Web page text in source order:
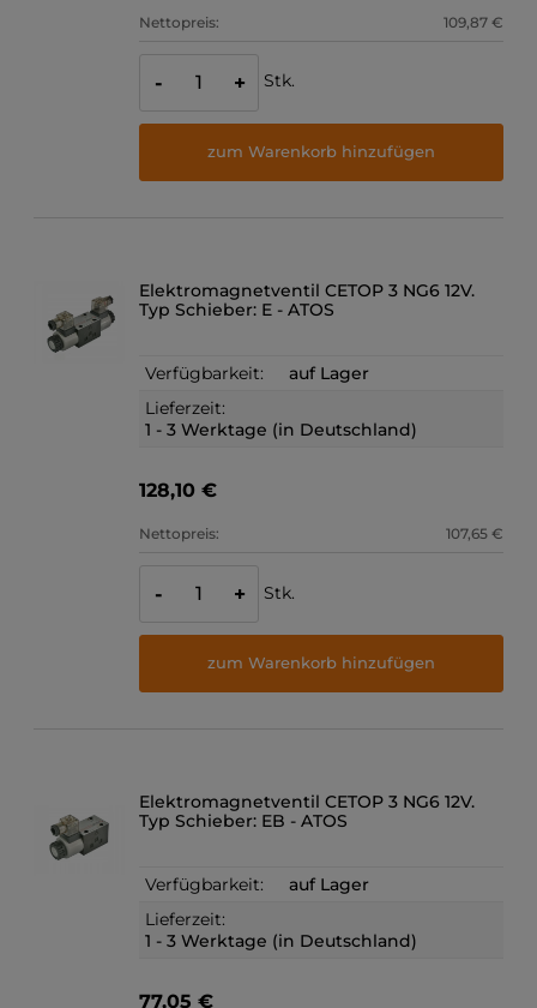
Nettopreis: 109,87 €
- + Stk.
zum Warenkorb hinzufügen
Elektromagnetventil CETOP 3 NG6 12V.
Typ Schieber: E - ATOS
Verfügbarkeit:
auf Lager
Lieferzeit:
1 - 3 Werktage (in Deutschland)
128,10 €
Nettopreis: 107,65 €
- + Stk.
zum Warenkorb hinzufügen
Elektromagnetventil CETOP 3 NG6 12V.
Typ Schieber: EB - ATOS
Verfügbarkeit:
auf Lager
Lieferzeit:
1 - 3 Werktage (in Deutschland)
77,05 €